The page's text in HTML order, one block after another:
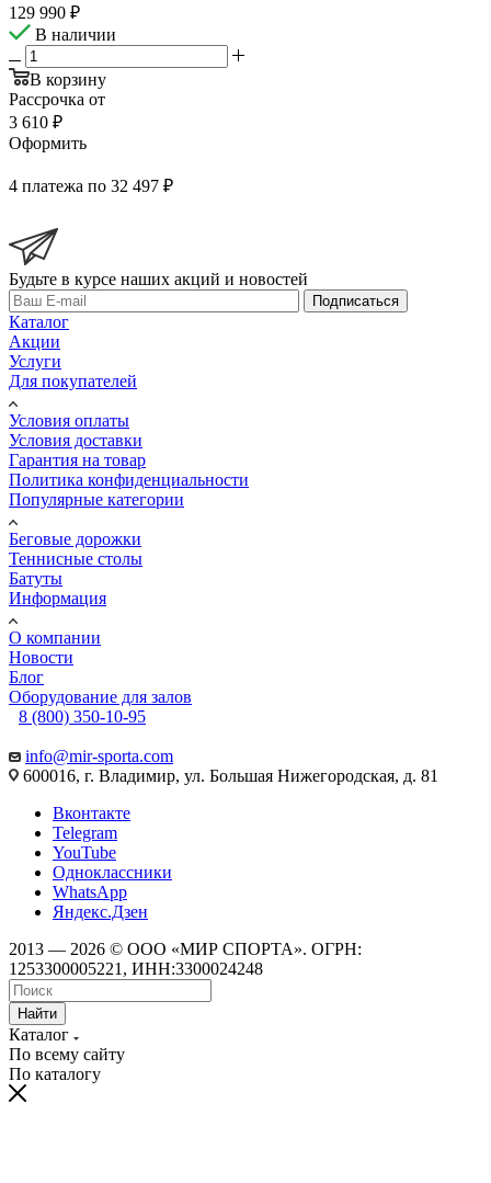
129 990 ₽
В наличии
В корзину
Рассрочка от
3 610 ₽
Оформить
4 платежа по 32 497 ₽
Будьте в курсе наших акций и новостей
Подписаться
Каталог
Акции
Услуги
Для покупателей
Условия оплаты
Условия доставки
Гарантия на товар
Политика конфиденциальности
Популярные категории
Беговые дорожки
Теннисные столы
Батуты
Информация
О компании
Новости
Блог
Оборудование для залов
8 (800) 350-10-95
info@mir-sporta.com
600016, г. Владимир, ул. Большая Нижегородская, д. 81
Вконтакте
Telegram
YouTube
Одноклассники
WhatsApp
Яндекс.Дзен
2013 — 2026 © ООО «МИР СПОРТА». ОГРН:
1253300005221, ИНН:3300024248
Найти
Каталог
По всему сайту
По каталогу